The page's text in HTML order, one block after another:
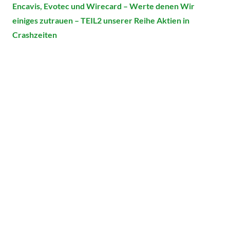
Encavis, Evotec und Wirecard – Werte denen Wir
einiges zutrauen – TEIL2 unserer Reihe Aktien in
Crashzeiten